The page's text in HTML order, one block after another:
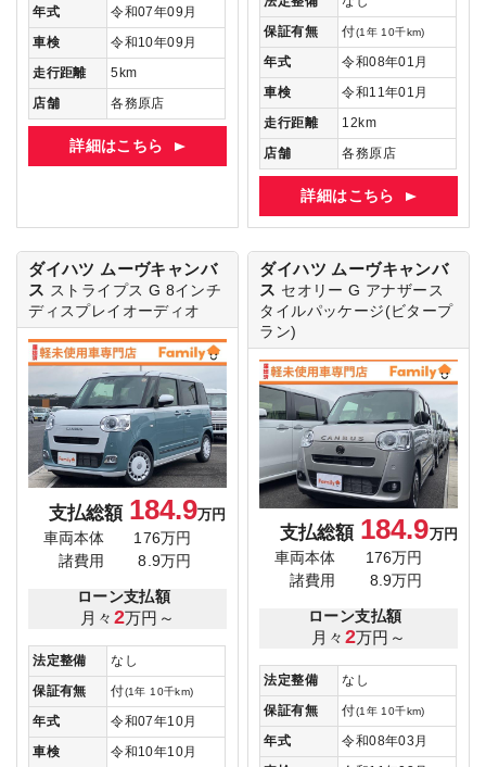
年式
令和07年09月
車検
令和10年09月
走行距離
5km
店舗
各務原店
詳細はこちら
保証有無
付(1年 10千km)
年式
令和08年01月
車検
令和11年01月
走行距離
12km
店舗
各務原店
詳細はこちら
ダイハツ ムーヴキャンバ
ス ストライプス G 8インチ
ディスプレイオーディオ
支払総額 184.9万円
車両本体
176万円
諸費用
8.9万円
ローン支払額
月々 2万円～
法定整備
なし
保証有無
付(1年 10千km)
年式
令和07年10月
車検
令和10年10月
ダイハツ ムーヴキャンバ
ス セオリー G アナザース
タイルパッケージ(ビタープ
ラン)
支払総額 184.9万円
車両本体
176万円
諸費用
8.9万円
ローン支払額
月々 2万円～
法定整備
なし
保証有無
付(1年 10千km)
年式
令和08年03月